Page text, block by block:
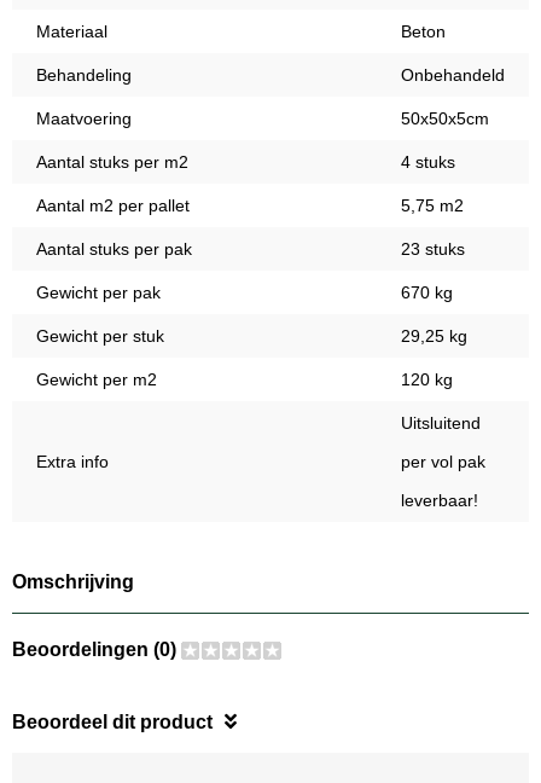
Materiaal Beton
Behandeling Onbehandeld
Maatvoering 50x50x5cm
Aantal stuks per m2 4 stuks
Aantal m2 per pallet 5,75 m2
Aantal stuks per pak 23 stuks
Gewicht per pak 670 kg
Gewicht per stuk 29,25 kg
Gewicht per m2 120 kg
Extra info
Uitsluitend
per vol pak
leverbaar!
Omschrijving
Beoordelingen (0)
Beoordeel dit product